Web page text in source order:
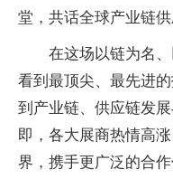
堂，共话全球产业链供
在这场以链为名
看到最顶尖、最先进
到产业链、供应链发
即，各大展商热情高
界，携手更广泛的合